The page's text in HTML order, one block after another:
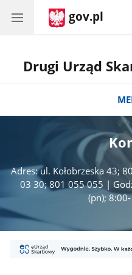
gov.pl
Drugi Urząd
Adres: ul. Kołobrzeska 43;
03 30; 801 055 055 |
(pn);
Mini